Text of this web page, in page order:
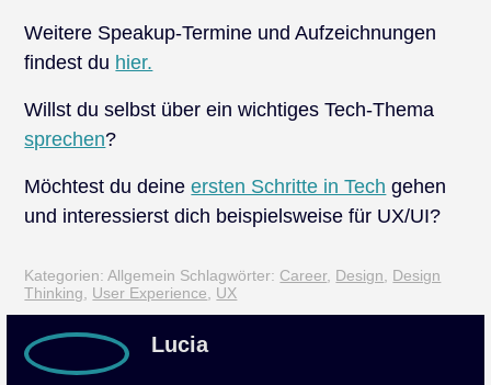
Weitere Speakup-Termine und Aufzeichnungen
findest du hier.
Willst du selbst über ein wichtiges Tech-Thema
sprechen?
Möchtest du deineersten Schritte in Tech gehen
und interessierst dich beispielsweise für UX/UI?
Kategorien: Allgemein Schlagwörter: Career, Design
Design
Thinking
User Experience UX
Lucia